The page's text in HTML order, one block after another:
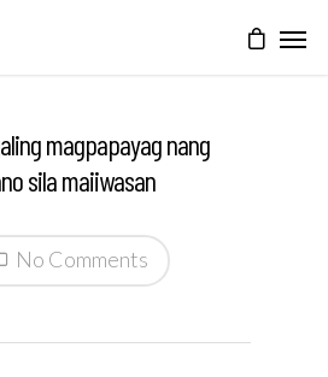
magpapayag nang
sila maiiwasan
No Comments